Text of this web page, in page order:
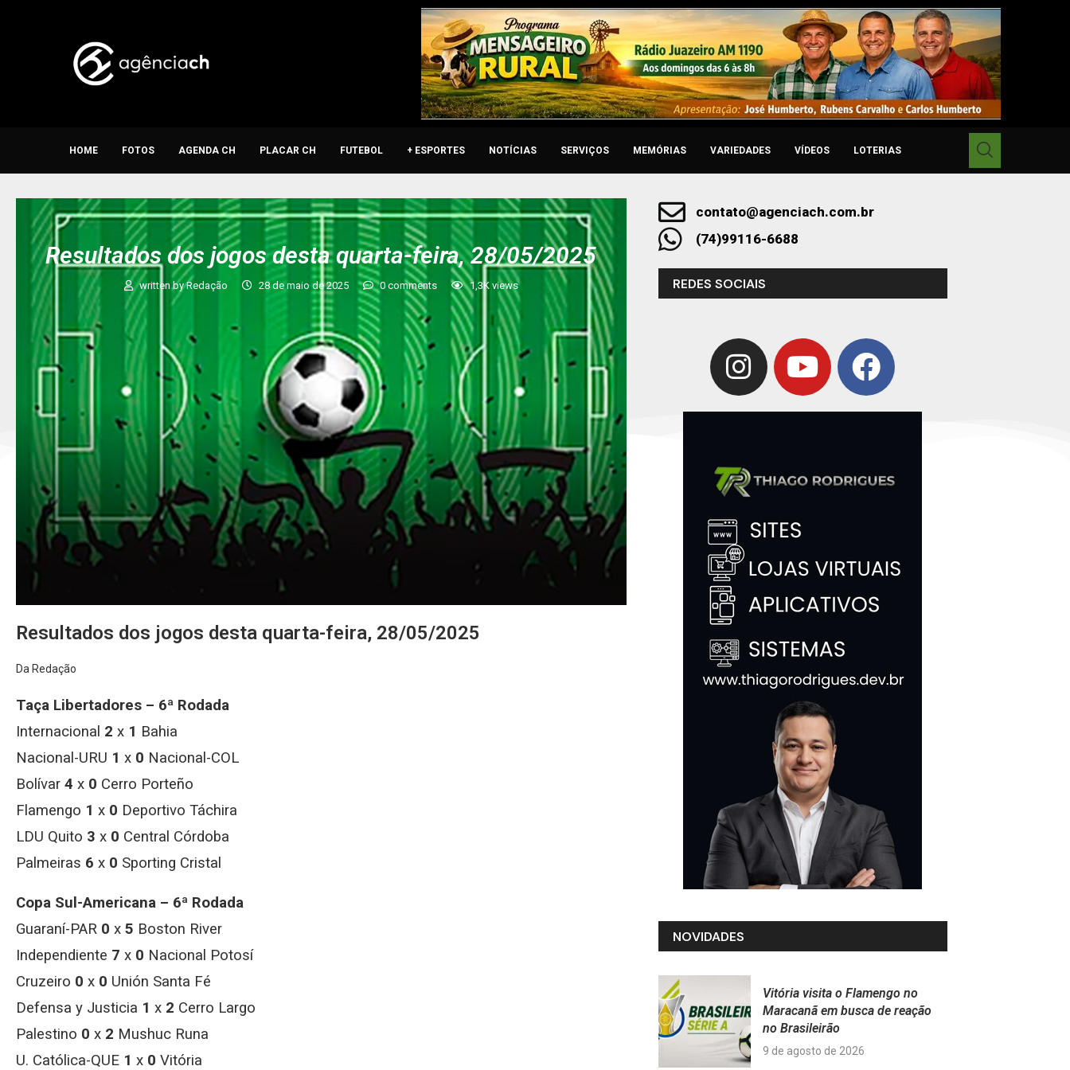
HOME FOTOS AGENDA CH PLACAR CH FUTEBOL + ESPORTES NOTÍCIAS SERVIÇOS MEMÓRIAS VARIEDADES VÍDEOS LOTERIAS
Resultados dos jogos desta quarta-feira, 28/05/2025
written byRedação 28 de maio de 2025 0 comments 1,3Kviews
Resultados dos jogos desta quarta-feira, 28/05/2025
Da Redação
Taça Libertadores – 6ª Rodada
Internacional 2 x 1 Bahia
Nacional-URU 1 x 0 Nacional-COL
Bolívar 4 x 0 Cerro Porteño
Flamengo 1 x 0 Deportivo Táchira
LDU Quito 3 x 0 Central Córdoba
Palmeiras 6 x 0 Sporting Cristal
Copa Sul-Americana – 6ª Rodada
Guaraní-PAR 0 x 5 Boston River
Independiente 7 x 0 Nacional Potosí
Cruzeiro 0 x 0 Unión Santa Fé
Defensa y Justicia 1 x 2 Cerro Largo
Palestino 0 x 2 Mushuc Runa
U. Católica-QUE 1 x 0 Vitória
contato@agenciach.com.br
(74)99116-6688
REDES SOCIAIS
NOVIDADES
Vitória visita o Flamengo no
Maracanã em busca de reação
no Brasileirão
9 de agosto de 2026